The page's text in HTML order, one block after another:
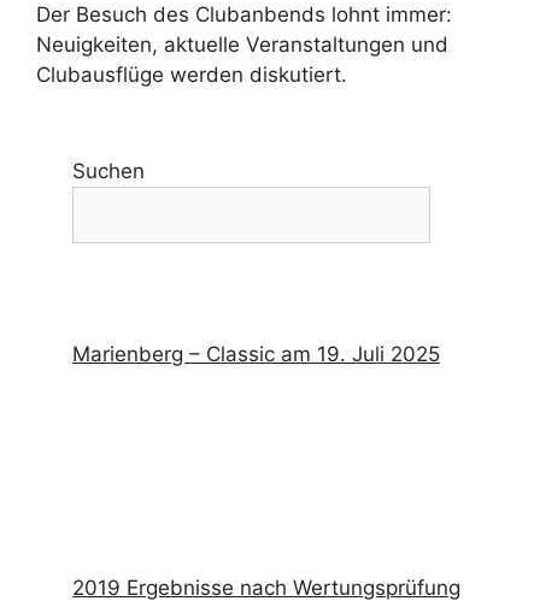
Der Besuch des Clubanbends lohnt immer:
Neuigkeiten, aktuelle Veranstaltungen und
Clubausflüge werden diskutiert.
Suchen
Marienberg – Classic am 19. Juli 2025
2019 Ergebnisse nach Wertungsprüfung